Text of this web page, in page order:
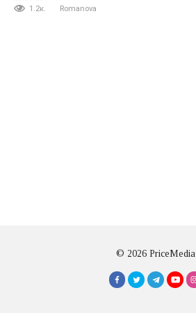
1.2к.
Romanova
© 2026 PriceMedia